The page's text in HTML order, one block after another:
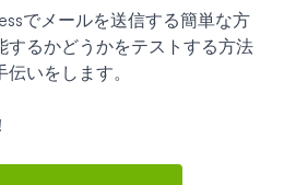
でメールを送信する簡単な方
するかどうかをテストする方法
いをします。